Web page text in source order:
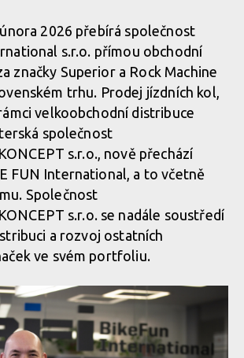
2026 přebírá společnost
s.r.o. přímou obchodní
značky Superior a Rock Machine
trhu. Prodej jízdních kol,
velkoobchodní distribuce
společnost
s.r.o., nově přechází
FUN International, a to včetně
Společnost
s.r.o. se nadále soustředí
a rozvoj ostatních
ve svém portfoliu.